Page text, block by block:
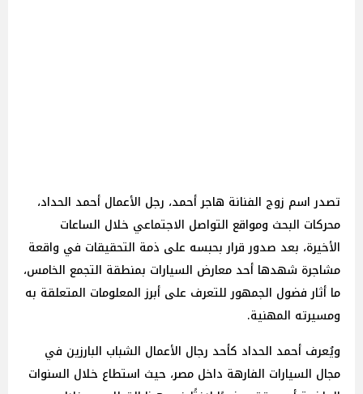
تصدر اسم زوج الفنانة هاجر أحمد، رجل الأعمال أحمد الحداد،
محركات البحث ومواقع التواصل الاجتماعي خلال الساعات
الأخيرة، بعد صدور قرار بحبسه على ذمة التحقيقات في واقعة
مشاجرة شهدها أحد معارض السيارات بمنطقة التجمع الخامس،
ما أثار فضول الجمهور للتعرف على أبرز المعلومات المتعلقة به
ومسيرته المهنية.
ويُعرف أحمد الحداد كأحد رجال الأعمال الشباب البارزين في
مجال السيارات الفارهة داخل مصر، حيث استطاع خلال السنوات